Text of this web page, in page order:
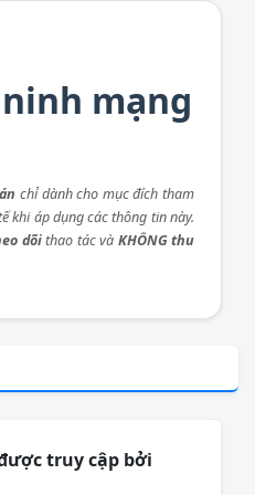
mạng
chỉ dành cho mục đích tham
khi áp dụng các thông tin này.
dõithao tác và KHÔNG thu
truy cập bởi